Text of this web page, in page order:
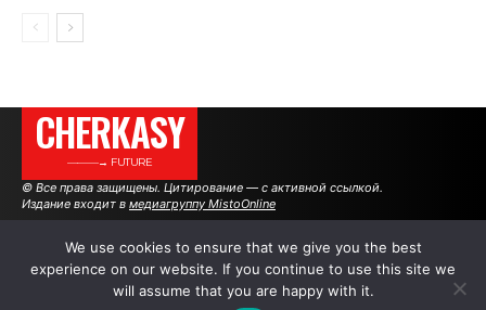
CHERKASY
———→ FUTURE
© Все права защищены. Цитирование — с активной ссылкой.
Издание входит в медиагруппу MistoOnline
АВТОРЫ РЕКЛАМА НА САЙТЕ
We use cookies to ensure that we give you the best
experience on our website. If you continue to use this site we
will assume that you are happy with it.